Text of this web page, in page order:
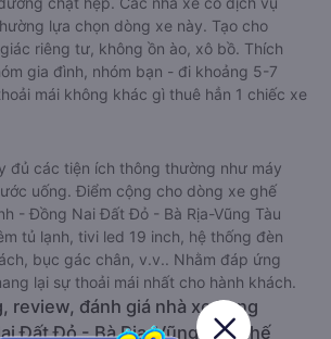
lựa chọn dòng xe này. Tạo cho
riêng tư, không ồn ào, xô bồ. Thích
gia đình, nhóm bạn - đi khoảng 5-7
mái không khác gì thuê hẳn 1 chiếc xe
đủ các tiện ích thông thường như máy
uống. Điểm cộng cho dòng xe ghế
- Đồng Nai Đất Đỏ - Bà Rịa-Vũng Tàu
tủ lạnh, tivi led 19 inch, hệ thống đèn
bục gác chân, v.v.. Nhằm đáp ứng
lại sự thoải mái nhất cho hành khách.
review, đánh giá nhà xe Long
Đất Đỏ - Bà Rịa-Vũng Tàu ghế